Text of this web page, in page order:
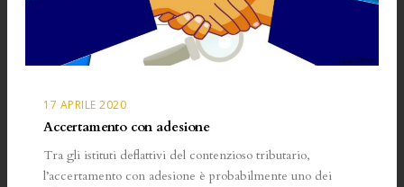
17 APRILE 2020
Accertamento con adesione
Tra gli istituti deflattivi del contenzioso tributario,
l’accertamento con adesione è probabilmente uno dei